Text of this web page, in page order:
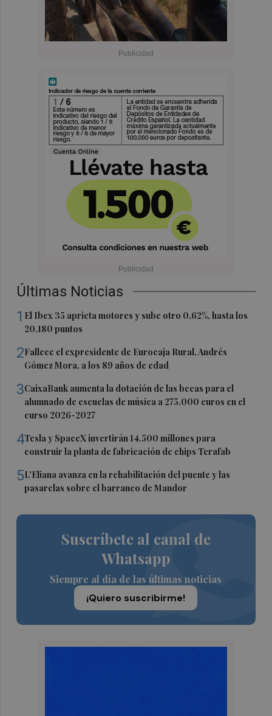
Últimas Noticias
1 El Ibex 35 aprieta motores y sube otro 0,62%, hasta los
20.180 puntos
2Fallece el expresidente de Eurocaja Rural, Andrés
Gómez Mora, a los 89 años de edad
3CaixaBank aumenta la dotación de las becas para el
alumnado de escuelas de música a 275.000 euros en el
curso 2026-2027
4Tesla y SpaceX invertirán 14.500 millones para
construir la planta de fabricación de chips Terafab
5L'Eliana avanza en la rehabilitación del puente y las
pasarelas sobre el barranco de Mandor
Suscríbete al canal de
Whatsapp
Siempre al día de las últimas noticias
¡Quiero suscribirme!